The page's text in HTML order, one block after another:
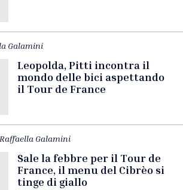
Galamini
Leopolda, Pitti incontra il
mondo delle bici aspettando
il Tour de France
Raffaella Galamini
Sale la febbre per il Tour de
France, il menu del Cibrèo si
tinge di giallo